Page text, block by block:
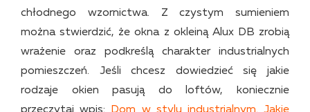
chłodnego wzornictwa. Z czystym sumieniem
można stwierdzić, że okna z okleiną Alux DB zrobią
wrażenie oraz podkreślą charakter industrialnych
pomieszczeń. Jeśli chcesz dowiedzieć się jakie
rodzaje okien pasują do loftów, koniecznie